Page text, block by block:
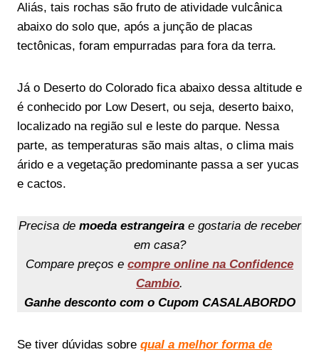
Aliás, tais rochas são fruto de atividade vulcânica
abaixo do solo que, após a junção de placas
tectônicas, foram empurradas para fora da terra.
Já o Deserto do Colorado fica abaixo dessa altitude e
é conhecido por Low Desert, ou seja, deserto baixo,
localizado na região sul e leste do parque. Nessa
parte, as temperaturas são mais altas, o clima mais
árido e a vegetação predominante passa a ser yucas
e cactos.
Precisa de moeda estrangeirae gostaria de receber
em casa?
Compare preços e compre online na Confidence
Cambio.
Ganhe desconto com o Cupom CASALABORDO
Se tiver dúvidas sobre qual a melhor forma de